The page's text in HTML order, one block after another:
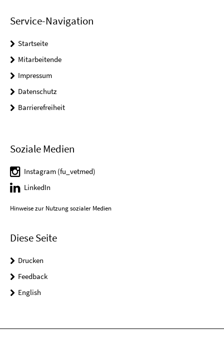
Service-Navigation
Startseite
Mitarbeitende
Impressum
Datenschutz
Barrierefreiheit
Soziale Medien
Instagram (fu_vetmed)
LinkedIn
Hinweise zur Nutzung sozialer Medien
Diese Seite
Drucken
Feedback
English